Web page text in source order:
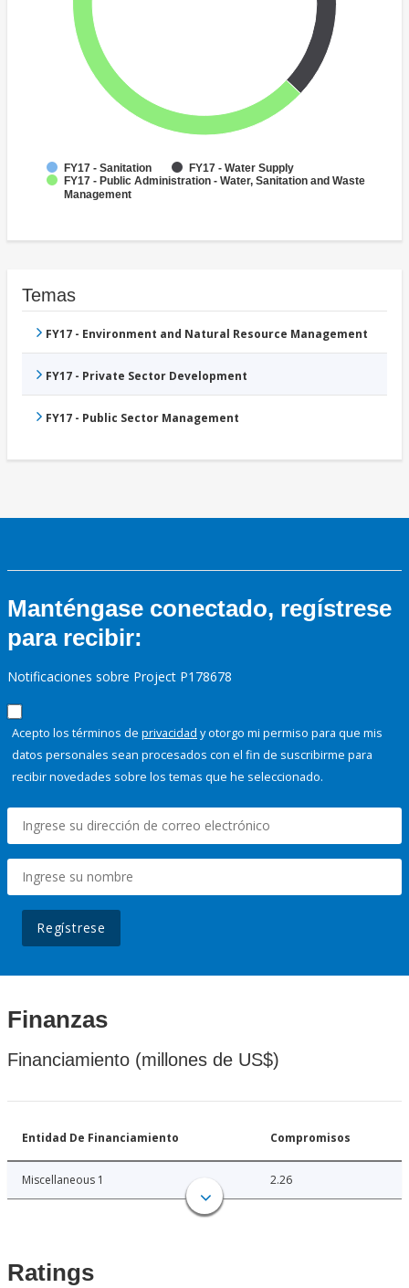
FY17 - Sanitation
FY17 - Water Supply
FY17 - Public Administration - Water, Sanitation and Waste
Management
Temas
FY17 - Environment and Natural Resource Management
FY17 - Private Sector Development
FY17 - Public Sector Management
Manténgase conectado, regístrese
para recibir:
Notificaciones sobre Project P178678
Acepto los términos de privacidad y otorgo mi permiso para que mis
datos personales sean procesados con el fin de suscribirme para
recibir novedades sobre los temas que he seleccionado.
Regístrese
Finanzas
Financiamiento (millones de US$)
Entidad De Financiamiento Compromisos
Miscellaneous 1 2.26
Ratings